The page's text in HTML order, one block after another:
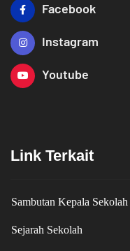
Facebook
Instagram
Youtube
Link Terkait
Sambutan Kepala Sekolah
Sejarah Sekolah